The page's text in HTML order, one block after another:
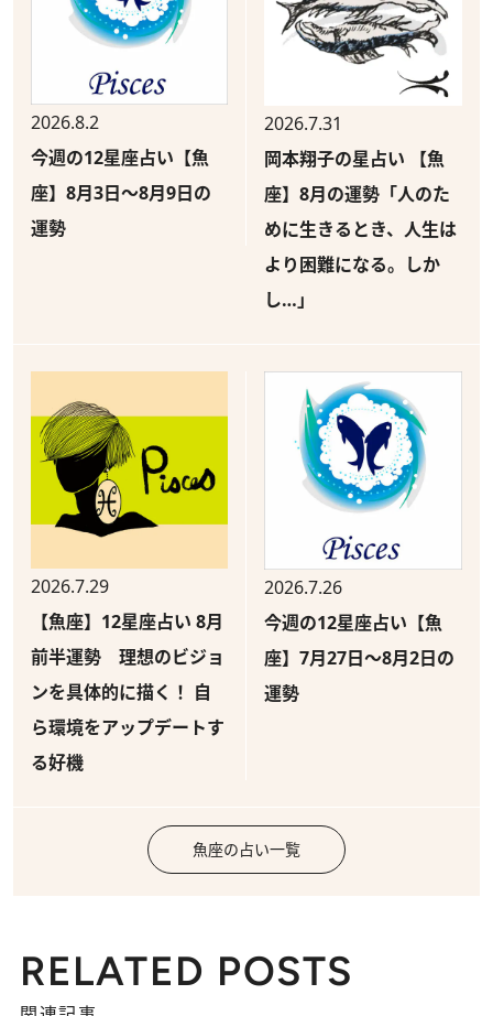
2026.8.2
今週の12星座占い【魚
座】8月3日～8月9日の
運勢
2026.7.31
岡本翔子の星占い 【魚
座】8月の運勢「人のた
めに生きるとき、人生は
より困難になる。しか
し…」
2026.7.29
【魚座】12星座占い 8月
前半運勢 理想のビジョ
ンを具体的に描く！ 自
ら環境をアップデートす
る好機
2026.7.26
今週の12星座占い【魚
座】7月27日～8月2日の
運勢
魚座の占い一覧
RELATED POSTS